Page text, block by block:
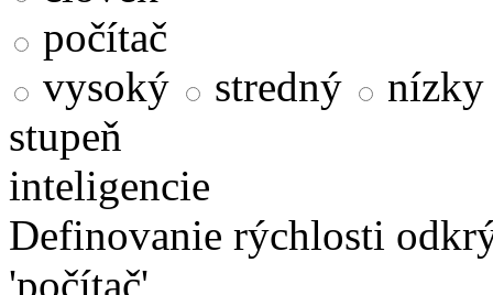
počítač
vysoký
stredný
nízky
stupeň
inteligencie
Definovanie rýchlosti
'počítač'